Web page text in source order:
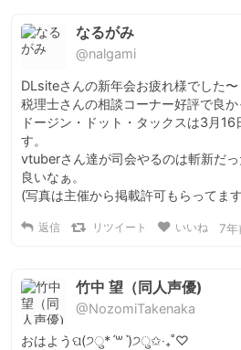
なるがみ
@nalgami
DLsiteさんの新年会お疲れ様でした〜
税理士さんの相談コーナー好評で良か
ドージン・ドット・タックスは3月
す。
vtuberさん達が司会やるのは斬新だ
良いなぁ。
(写真は主催から掲載許可もらってま
返信 リツイート いいね 7年
竹中 望（同人声優)
@NozomiTakenaka
おはようପ(੭ु*ˊ꒳​ˋ)੭ु✩‧₊˚♡